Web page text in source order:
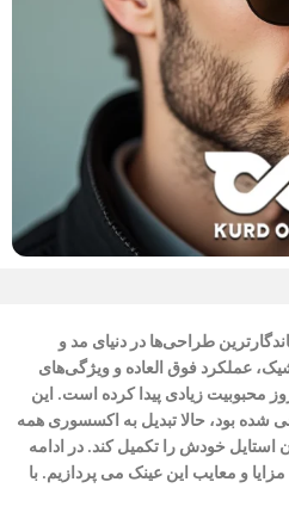
طراحی‌ها در دنیای مد و
عملکرد فوق ‌العاده و ویژگی‌های
محبوبیت زیادی پیدا کرده است. این
شده بود، حالا تبدیل به اکسسوری همه
استایل خودش را تکمیل کند. در ادامه
و معایب این عینک می پردازیم. با